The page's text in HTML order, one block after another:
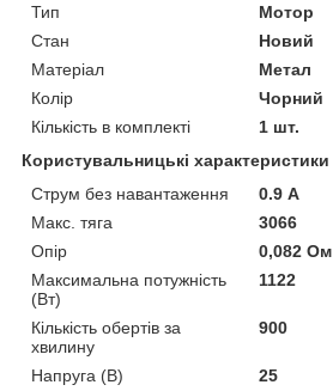
Тип
Мотор
Стан
Новий
Матеріал
Метал
Колір
Чорний
Кількість в комплекті
1 шт.
Користувальницькі характеристики
Струм без навантаження
0.9 А
Макс. тяга
3066
Опір
0,082 Ом
Максимальна потужність
(Вт)
1122
Кількість обертів за
хвилину
900
Напруга (В)
25